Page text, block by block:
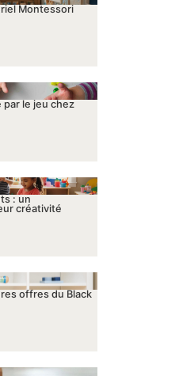
Montessori
par le jeu chez
: un
créativité
offres du Black